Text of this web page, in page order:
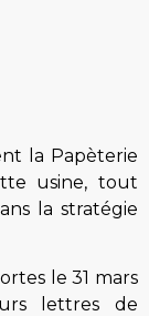
la Papèterie
usine, tout
la stratégie
le 31 mars
lettres de